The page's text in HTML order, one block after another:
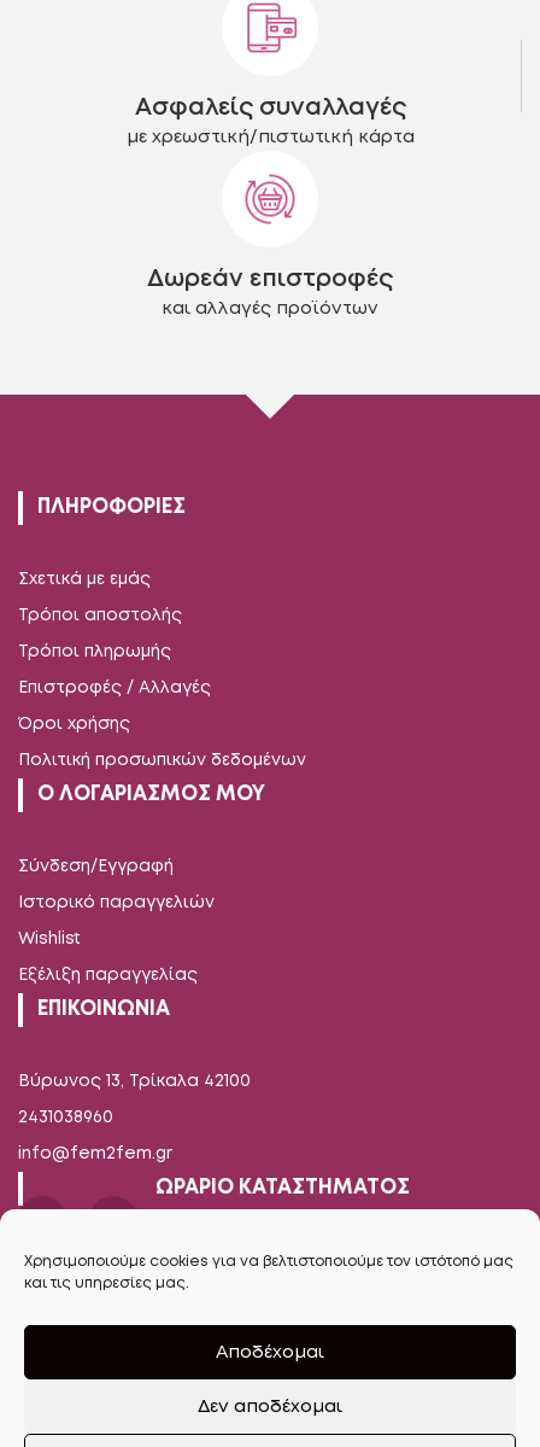
Χρησιμοποιούμε cookies για να βελτιστοποιούμε τον ιστότοπό μας
και τις υπηρεσίες μας.
Αποδέχομαι
Δεν αποδέχομαι
Ασφαλείς συναλλαγές
με χρεωστική/πιστωτική κάρτα
Δωρεάν επιστροφές
και αλλαγές προϊόντων
ΠΛΗΡΟΦΟΡΙΕΣ
Σχετικά με εμάς
Τρόποι αποστολής
Τρόποι πληρωμής
Επιστροφές / Αλλαγές
Όροι χρήσης
Πολιτική προσωπικών δεδομένων
Ο ΛΟΓΑΡΙΑΣΜΟΣ ΜΟΥ
Σύνδεση/Εγγραφή
Ιστορικό παραγγελιών
Wishlist
Εξέλιξη παραγγελίας
ΕΠΙΚΟΙΝΩΝΙΑ
Βύρωνος 13, Τρίκαλα 42100
2431038960
info@fem2fem.gr
ΩΡΑΡΙΟ ΚΑΤΑΣΤΗΜΑΤΟΣ
Δευτέρα-Παρασκευή
Σάββατο